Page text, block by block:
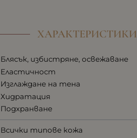
ХАРАКТЕРИСТИКИ
Блясък, избистряне, освежаване
Еластичност
Изглаждане на тена
Хидратация
Подхранване
Всички типове кожа